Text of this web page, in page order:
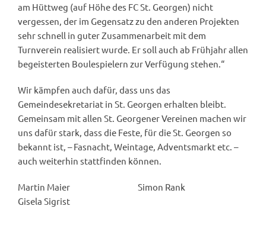
am Hüttweg (auf Höhe des FC St. Georgen) nicht
vergessen, der im Gegensatz zu den anderen Projekten
sehr schnell in guter Zusammenarbeit mit dem
Turnverein realisiert wurde. Er soll auch ab Frühjahr allen
begeisterten Boulespielern zur Verfügung stehen.“
Wir kämpfen auch dafür, dass uns das
Gemeindesekretariat in St. Georgen erhalten bleibt.
Gemeinsam mit allen St. Georgener Vereinen machen wir
uns dafür stark, dass die Feste, für die St. Georgen so
bekannt ist, – Fasnacht, Weintage, Adventsmarkt etc. –
auch weiterhin stattfinden können.
Martin Maier Simon Rank
Gisela Sigrist